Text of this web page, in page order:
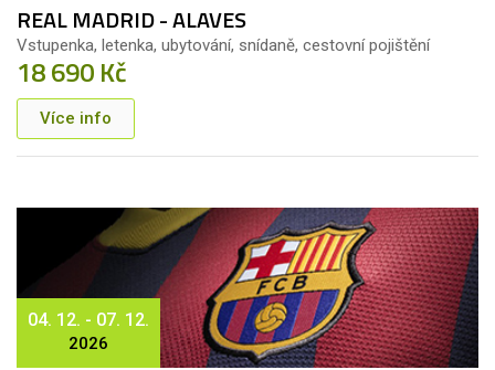
REAL MADRID - ALAVES
Vstupenka, letenka, ubytování, snídaně, cestovní pojištění
18 690 Kč
Více info
04. 12. - 07. 12.
2026